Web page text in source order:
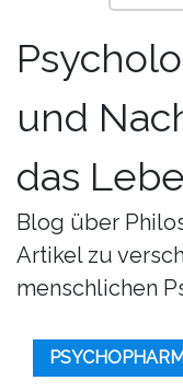
und
das
Blog über
Artikel zu
menschlichen